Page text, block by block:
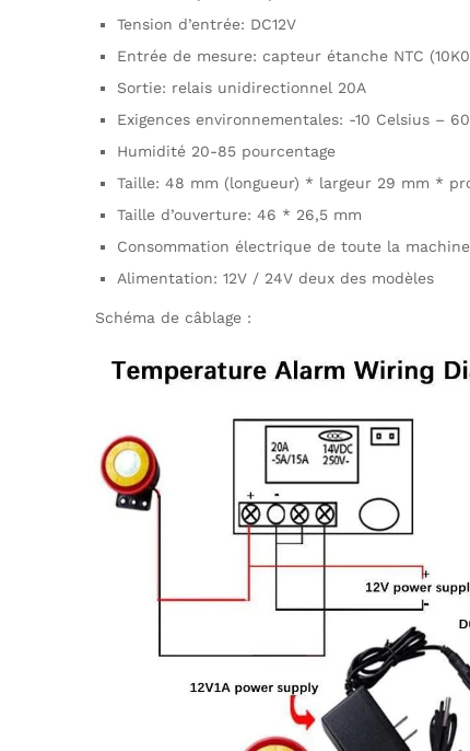
Tension d’entrée: DC12V
Entrée de mesure: capteur étanche NTC
Sortie: relais unidirectionnel 20A
Exigences environnementales: -10 Celsius –
Humidité 20-85 pourcentage
Taille: 48 mm (longueur) * largeur 29 mm *
Taille d’ouverture: 46 * 26,5 mm
Consommation électrique de toute la
Alimentation: 12V / 24V deux des modèles
Schéma de câblage :